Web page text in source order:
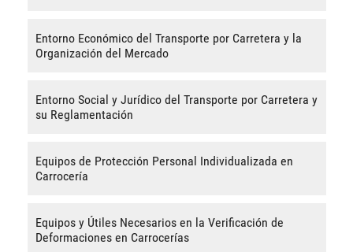
Entorno Económico del Transporte por Carretera y la
Organización del Mercado
Entorno Social y Jurídico del Transporte por Carretera y
su Reglamentación
Equipos de Protección Personal Individualizada en
Carrocería
Equipos y Útiles Necesarios en la Verificación de
Deformaciones en Carrocerías